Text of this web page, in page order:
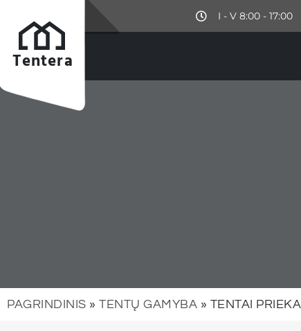
Tentera
Tentera
I - V 8:00 - 17:00
PAGRINDINIS » TENTŲ GAMYBA » TENTAI